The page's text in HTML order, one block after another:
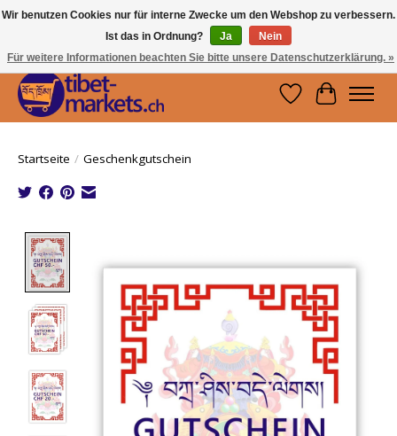
Handwerkskunst vom Dach der Welt.
Holen Sie sich ein Stück Tibet.
Wunschzettel
Ihr
Startseite / Geschenkgutschein
Wir benutzen Cookies nur für interne Zwecke um den Webshop zu verbessern.
Ist das in Ordnung?
Ja
Nein
Für weitere Informationen beachten Sie bitte unsere Datenschutzerklärung. »